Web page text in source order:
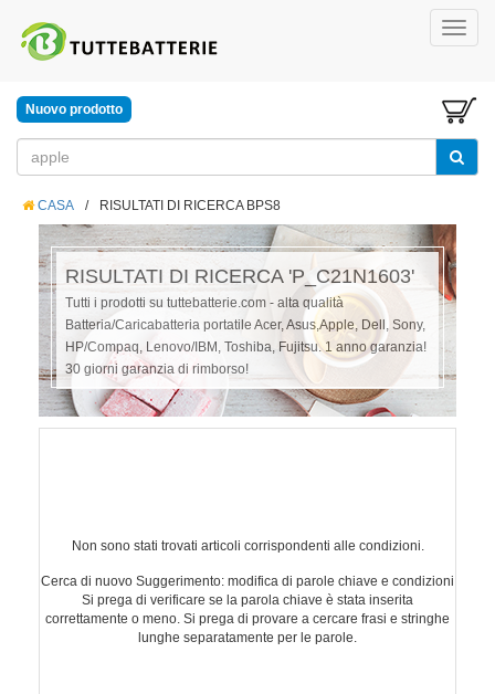
Nuovo prodotto
CASA / RISULTATI DI RICERCA BPS8
RISULTATI DI RICERCA 'P_C21N1603'
Tutti i prodotti su tuttebatterie.com - alta qualità
Batteria/Caricabatteria portatile Acer, Asus,Apple, Dell, Sony,
HP/Compaq, Lenovo/IBM, Toshiba, Fujitsu. 1 anno garanzia!
30 giorni garanzia di rimborso!
Non sono stati trovati articoli corrispondenti alle condizioni.
Cerca di nuovo Suggerimento: modifica di parole chiave e condizioni
Si prega di verificare se la parola chiave è stata inserita
correttamente o meno. Si prega di provare a cercare frasi e stringhe
lunghe separatamente per le parole.